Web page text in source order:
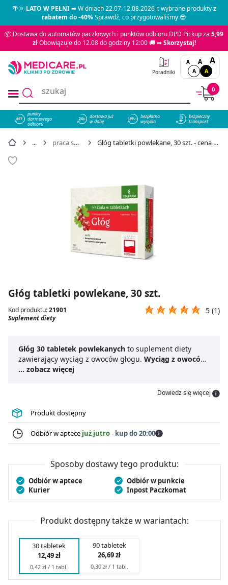
🌴🌞LATO W PEŁNI➡ W dniach 22.07-12.08.2026 r. wybrane produktyz
rabatem do -40%Sprawdź, co przygotowaliśmy 😎
📦 Dostawa do automatów paczkowych i punktów odbioru DPD Pickup za 5,99
złObowiązuje do 12.08 do godziny 12:00 🚚 ➡Skorzystaj!
Poradniki
A A A
A A
0
857
punkty
darmowego
odbioru
dostawa już
w dobę
bezpłatna
wysyłka
bezpieczny
transport
praca serca Głóg tabletki powlekane, 30 szt. - cena 12,49 zł
Głóg tabletki powlekane, 30 szt.
Kod produktu:21901
Suplement diety
5 (1)
Głóg 30 tabletek powlekanych to suplement diety
zawierający wyciąg z owoców głogu. Wyciąg z owoców
głogujest jego głównym składnikiem.
powlekanych, co ułatwia wygodną suplementację.
... zobacz więcej
Dowiedz się więcej
Produkt dostępny
Odbiór w aptece już jutro- kup do 20:00
Sposoby dostawy tego produktu:
Odbiór w aptece
Odbiór w punkcie
Kurier
Inpost Paczkomat
Produkt dostępny także w wariantach:
30 tabletek
12,49 zł
0,42 zł / 1 tabl.
90 tabletek
26,69 zł
0,30 zł / 1 tabl.